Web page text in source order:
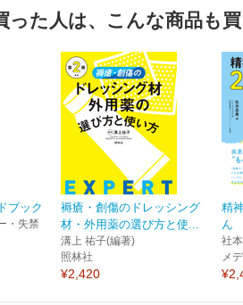
った人は、こんな商品も買
ブック
・失禁
褥瘡・創傷のドレッシング
材・外用薬の選び方と使...
溝上 祐子(編著)
照林社
¥2,420
精
ん
社
メ